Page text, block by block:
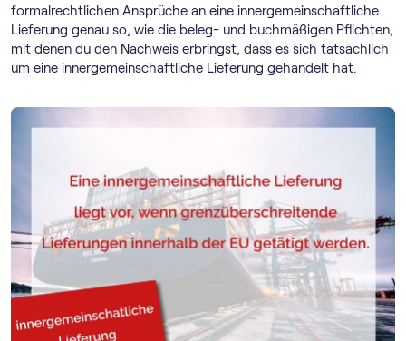
formalrechtlichen Ansprüche an eine innergemeinschaftliche
Lieferung genau so, wie die beleg- und buchmäßigen Pflichten,
mit denen du den Nachweis erbringst, dass es sich tatsächlich
um eine innergemeinschaftliche Lieferung gehandelt hat.